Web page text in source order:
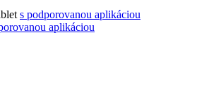
s podporovanou aplikáciou
aplikáciou